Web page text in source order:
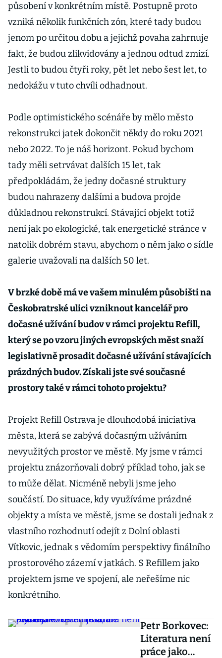
působení v konkrétním místě. Postupně proto
vzniká několik funkčních zón, které tady budou
jenom po určitou dobu a jejichž povaha zahrnuje
fakt, že budou zlikvidovány a jednou odtud zmizí.
Jestli to budou čtyři roky, pět let nebo šest let, to
nedokážu v tuto chvíli odhadnout.
Podle optimistického scénáře by mělo město
rekonstrukci jatek dokončit někdy do roku 2021
nebo 2022. To je náš horizont. Pokud bychom
tady měli setrvávat dalších 15 let, tak
předpokládám, že jedny dočasné struktury
budou nahrazeny dalšími a budova projde
důkladnou rekonstrukcí. Stávající objekt totiž
není jak po ekologické, tak energetické stránce v
natolik dobrém stavu, abychom o něm jako o sídle
galerie uvažovali na dalších 50 let.
V brzké době má ve vašem minulém působišti na
Českobratrské ulici vzniknout kancelář pro
dočasné užívání budov v rámci projektu Refill,
který se po vzoru jiných evropských měst snaží
legislativně prosadit dočasné užívání stávajících
prázdných budov. Získali jste své současné
prostory také v rámci tohoto projektu?
Projekt Refill Ostrava je dlouhodobá iniciativa
města, která se zabývá dočasným užíváním
nevyužitých prostor ve městě. My jsme v rámci
projektu znázorňovali dobrý příklad toho, jak se
to může dělat. Nicméně nebyli jsme jeho
součástí. Do situace, kdy využíváme prázdné
objekty a místa ve městě, jsme se dostali jednak z
vlastního rozhodnutí odejít z Dolní oblasti
Vítkovic, jednak s vědomím perspektivy finálního
prostorového zázemí v jatkách. S Refillem jako
projektem jsme ve spojení, ale neřešíme nic
konkrétního.
Petr Borkovec:
Literatura není
práce jako